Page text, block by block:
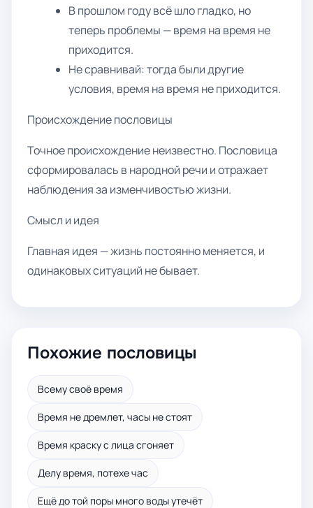
В прошлом году всё шло гладко, но
теперь проблемы — время на время не
приходится.
Не сравнивай: тогда были другие
условия, время на время не приходится.
Происхождение пословицы
Точное происхождение неизвестно. Пословица
сформировалась в народной речи и отражает
наблюдения за изменчивостью жизни.
Смысл и идея
Главная идея — жизнь постоянно меняется, и
одинаковых ситуаций не бывает.
Похожие пословицы
Всему своё время
Время не дремлет, часы не стоят
Время краску с лица сгоняет
Делу время, потехе час
Ещё до той поры много воды утечёт